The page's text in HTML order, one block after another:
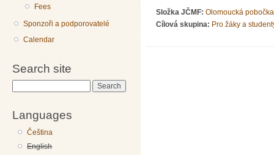
Fees
Sponzoři a podporovatelé
Calendar
Search site
Languages
Čeština
English
Složka JČMF: Olomoucká pobočka
Cílová skupina: Pro žáky a